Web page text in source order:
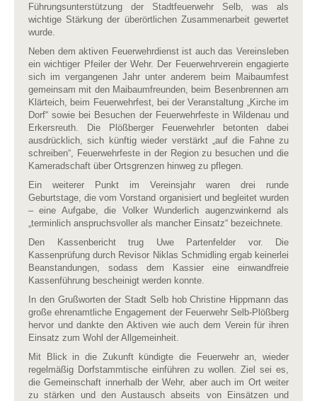
Führungsunterstützung der Stadtfeuerwehr Selb, was als
wichtige Stärkung der überörtlichen Zusammenarbeit gewertet
wurde.
Neben dem aktiven Feuerwehrdienst ist auch das Vereinsleben
ein wichtiger Pfeiler der Wehr. Der Feuerwehrverein engagierte
sich im vergangenen Jahr unter anderem beim Maibaumfest
gemeinsam mit den Maibaumfreunden, beim Besenbrennen am
Klärteich, beim Feuerwehrfest, bei der Veranstaltung „Kirche im
Dorf“ sowie bei Besuchen der Feuerwehrfeste in Wildenau und
Erkersreuth. Die Plößberger Feuerwehrler betonten dabei
ausdrücklich, sich künftig wieder verstärkt „auf die Fahne zu
schreiben“, Feuerwehrfeste in der Region zu besuchen und die
Kameradschaft über Ortsgrenzen hinweg zu pflegen.
Ein weiterer Punkt im Vereinsjahr waren drei runde
Geburtstage, die vom Vorstand organisiert und begleitet wurden
– eine Aufgabe, die Volker Wunderlich augenzwinkernd als
„terminlich anspruchsvoller als mancher Einsatz“ bezeichnete.
Den Kassenbericht trug Uwe Partenfelder vor. Die
Kassenprüfung durch Revisor Niklas Schmidling ergab keinerlei
Beanstandungen, sodass dem Kassier eine einwandfreie
Kassenführung bescheinigt werden konnte.
In den Grußworten der Stadt Selb hob Christine Hippmann das
große ehrenamtliche Engagement der Feuerwehr Selb-Plößberg
hervor und dankte den Aktiven wie auch dem Verein für ihren
Einsatz zum Wohl der Allgemeinheit.
Mit Blick in die Zukunft kündigte die Feuerwehr an, wieder
regelmäßig Dorfstammtische einführen zu wollen. Ziel sei es,
die Gemeinschaft innerhalb der Wehr, aber auch im Ort weiter
zu stärken und den Austausch abseits von Einsätzen und